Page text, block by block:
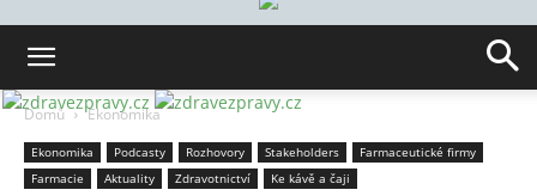
Domů Ekonomika
Ekonomika Podcasty Rozhovory Stakeholders
Farmaceutické firmy
Farmacie
Aktuality Zdravotnictví Ke kávě a čaji